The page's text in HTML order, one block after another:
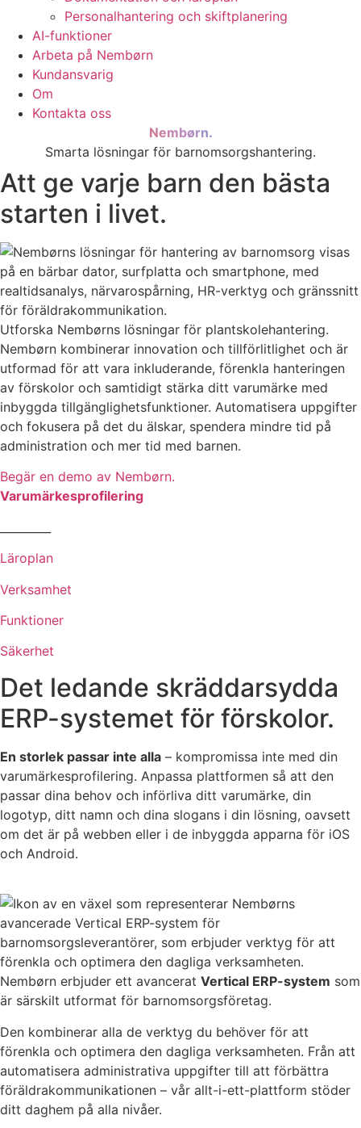
Personalhantering och skiftplanering
AI-funktioner
Arbeta på Nembørn
Kundansvarig
Om
Kontakta oss
Nembørn.
Smarta lösningar för barnomsorgshantering.
Att ge varje barn den bästa
starten i livet.
Utforska Nembørns lösningar för plantskolehantering.
Nembørn kombinerar innovation och tillförlitlighet och är
utformad för att vara inkluderande, förenkla hanteringen
av förskolor och samtidigt stärka ditt varumärke med
inbyggda tillgänglighetsfunktioner. Automatisera uppgifter
och fokusera på det du älskar, spendera mindre tid på
administration och mer tid med barnen.
Begär en demo av Nembørn.
Varumärkesprofilering
Läroplan
Verksamhet
Funktioner
Säkerhet
Det ledande skräddarsydda
ERP-systemet för förskolor.
En storlek passar inte alla – kompromissa inte med din
varumärkesprofilering. Anpassa plattformen så att den
passar dina behov och införliva ditt varumärke, din
logotyp, ditt namn och dina slogans i din lösning, oavsett
om det är på webben eller i de inbyggda apparna för iOS
och Android.
Nembørn erbjuder ett avancerat Vertical ERP-system som
är särskilt utformat för barnomsorgsföretag.
Den kombinerar alla de verktyg du behöver för att
förenkla och optimera den dagliga verksamheten. Från att
automatisera administrativa uppgifter till att förbättra
föräldrakommunikationen – vår allt-i-ett-plattform stöder
ditt daghem på alla nivåer.